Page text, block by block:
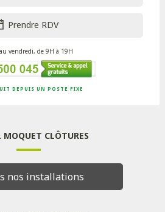
Prendre RDV
vendredi, de 9H à 19H
DEPUIS UN POSTE FIXE
CLÔTURES
nos installations